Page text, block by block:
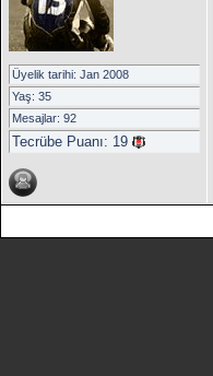
Üyelik tarihi: Jan 2008
Yaş: 35
Mesajlar: 92
Tecrübe Puanı: 19